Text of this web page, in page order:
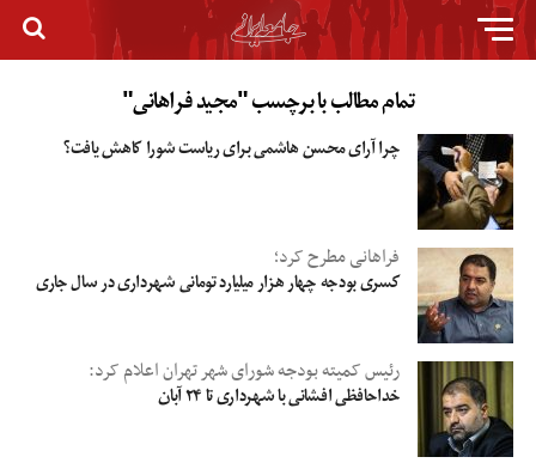
تمام مطالب با برچسب "مجید فراهانی"
چرا آرای محسن هاشمی برای ریاست شورا کاهش یافت؟
فراهانی مطرح کرد؛
کسری بودجه چهار هزار میلیارد تومانی شهرداری در سال جاری
رئیس کمیته بودجه شورای شهر تهران اعلام کرد:
خداحافظی افشانی با شهرداری تا ۲۴ آبان